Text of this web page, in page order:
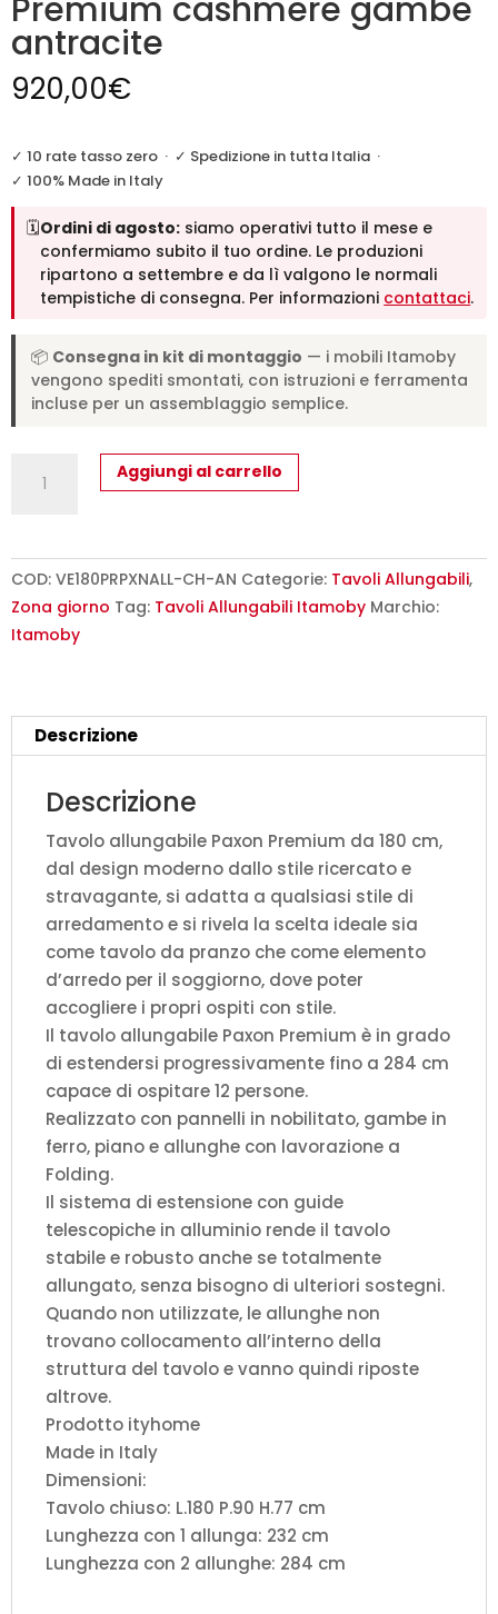
Premium cashmere gambe
antracite
920,00€
✓ 10 rate tasso zero · ✓ Spedizione in tutta Italia ·
✓ 100% Made in Italy
🗓️Ordini di agosto: siamo operativi tutto il mese e
confermiamo subito il tuo ordine. Le produzioni
ripartono a settembre e da lì valgono le normali
tempistiche di consegna. Per informazioni contattaci.
📦 Consegna in kit di montaggio — i mobili Itamoby
vengono spediti smontati, con istruzioni e ferramenta
incluse per un assemblaggio semplice.
allungabile
Paxon
Premium
cashmere
quantità
Aggiungi al carrello
COD: VE180PRPXNALL-CH-AN Categorie: Tavoli Allungabili,
Zona giorno Tag: Tavoli Allungabili Itamoby Marchio:
Itamoby
Descrizione
Descrizione
Tavolo allungabile Paxon Premium da 180 cm,
dal design moderno dallo stile ricercato e
stravagante, si adatta a qualsiasi stile di
arredamento e si rivela la scelta ideale sia
come tavolo da pranzo che come elemento
d’arredo per il soggiorno, dove poter
accogliere i propri ospiti con stile.
Il tavolo allungabile Paxon Premium è in grado
di estendersi progressivamente fino a 284 cm
capace di ospitare 12 persone.
Realizzato con pannelli in nobilitato, gambe in
ferro, piano e allunghe con lavorazione a
Folding.
Il sistema di estensione con guide
telescopiche in alluminio rende il tavolo
stabile e robusto anche se totalmente
allungato, senza bisogno di ulteriori sostegni.
Quando non utilizzate, le allunghe non
trovano collocamento all’interno della
struttura del tavolo e vanno quindi riposte
altrove.
Prodotto ityhome
Made in Italy
Dimensioni:
Tavolo chiuso: L.180 P.90 H.77 cm
Lunghezza con 1 allunga: 232 cm
Lunghezza con 2 allunghe: 284 cm